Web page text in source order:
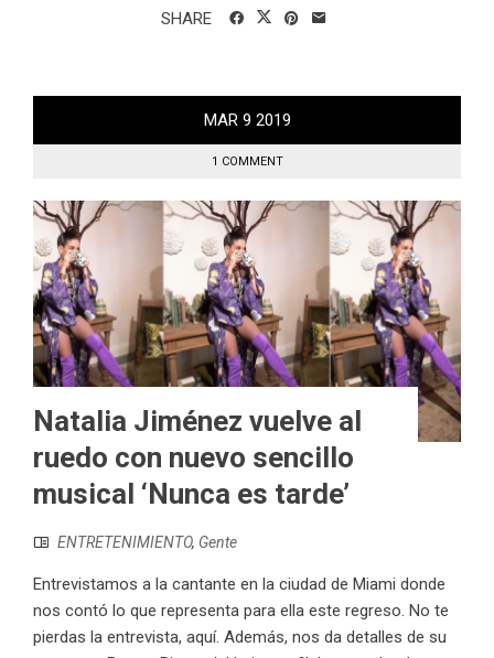
SHARE
MAR 9 2019
1 COMMENT
Natalia Jiménez vuelve al
ruedo con nuevo sencillo
musical ‘Nunca es tarde’
ENTRETENIMIENTO, Gente
Entrevistamos a la cantante en la ciudad de Miami donde
nos contó lo que representa para ella este regreso. No te
pierdas la entrevista, aquí. Además, nos da detalles de su